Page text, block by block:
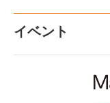
イベント